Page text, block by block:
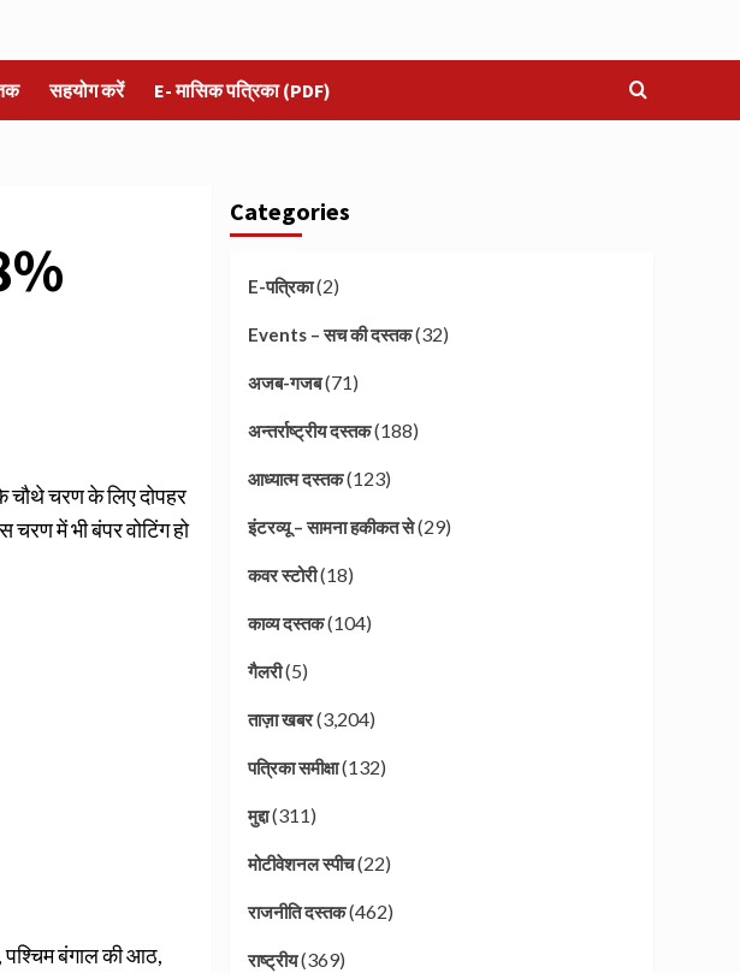
सहयोग करें E- मासिक पत्रिका (PDF)
चौथे चरण के लिए दोपहर
में भी बंपर वोटिंग हो
बंगाल की आठ,
Categories
E-पत्रिका(2)
Events – सच की दस्तक(32)
अजब-गजब(71)
अन्तर्राष्ट्रीय दस्तक(188)
आध्यात्म दस्तक(123)
इंटरव्यू – सामना हकीकत से(29)
कवर स्टोरी(18)
काव्य दस्तक(104)
गैलरी(5)
ताज़ा खबर(3,204)
पत्रिका समीक्षा(132)
मुद्दा(311)
मोटीवेशनल स्पीच(22)
राजनीति दस्तक(462)
राष्ट्रीय(369)